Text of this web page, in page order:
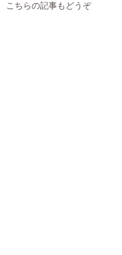
こちらの記事もどうぞ